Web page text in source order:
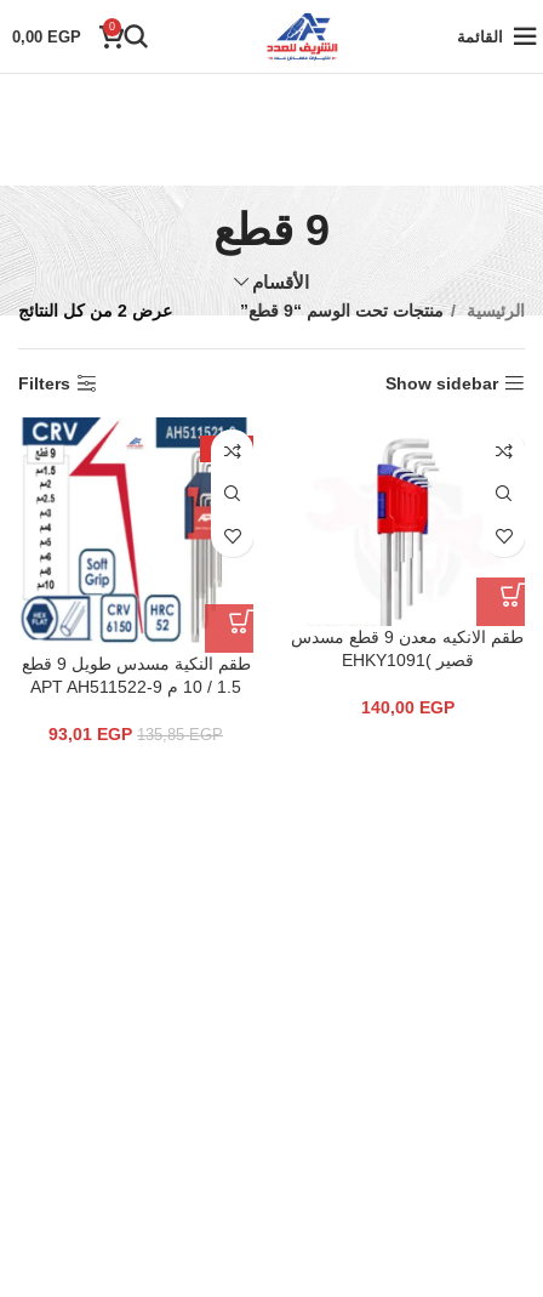
القائمة
0
0,00 EGP
9 قطع
الأقسام
الرئيسية منتجات تحت الوسم “9 قطع” عرض ⁦2⁩ من كل النتائج
Show sidebar
Filters
طقم الانكيه معدن 9 قطع مسدس
قصير )EHKY1091
140,00 EGP
-32%
طقم النكية مسدس طويل 9 قطع
1.5 / 10 م APT AH511522-9
135,85EGP
93,01 EGP